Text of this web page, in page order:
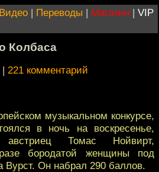
Видео | Переводы | Магазин | VIP
Колбаса
| 221 комментарий
музыкальном конкурсе,
в ночь на воскресенье,
Томас Нойвирт,
бородатой женщины под
Вурст. Он набрал 290 баллов.